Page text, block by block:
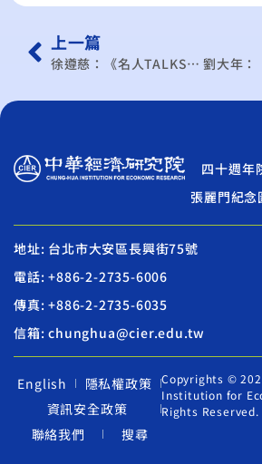
上一篇
徐遵慈：《名人TALKS》賴政府應準備川普2.0備案
四十週年
張麗門紀念
地址: 台北市大安區長興街75號
電話: +886-2-2735-6006
傳真: +886-2-2735-6035
信箱: chunghua@cier.edu.tw
English
隱私權政策
資訊安全政策
聯絡我們
搜尋
Copyrights ©
Institution for
Rights Reserved.